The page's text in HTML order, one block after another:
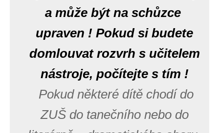
a může být na schůzce
upraven ! Pokud si budete
domlouvat rozvrh s učitelem
nástroje, počítejte s tím !
Pokud některé dítě chodí do
ZUŠ do tanečního nebo do